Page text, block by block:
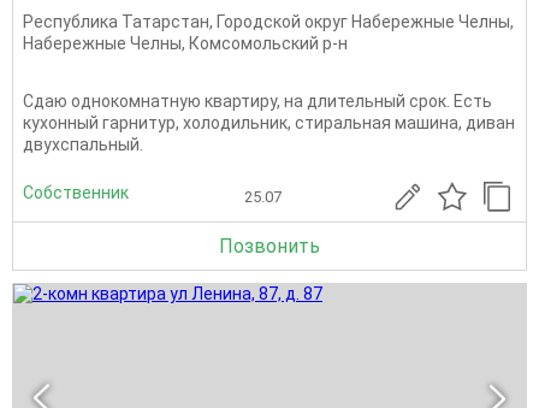
Республика Татарстан, Городской округ Набережные Челны,
Набережные Челны, Комсомольский р-н
Сдаю однокомнатную квартиру, на длительный срок. Есть
кухонный гарнитур, холодильник, стиральная машина, диван
двухспальный.
Собственник 25.07
Позвонить